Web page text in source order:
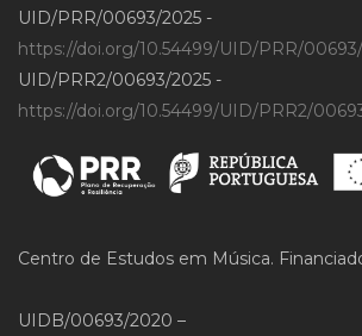
UID/PRR/00693/2025 -
https://doi.org/10.54499/UID/PRR/
UID/PRR2/00693/2025 -
https://doi.org/10.54499/UID/PRR2/
Centro de Estudos em Música.
UIDB/00693/2020 –